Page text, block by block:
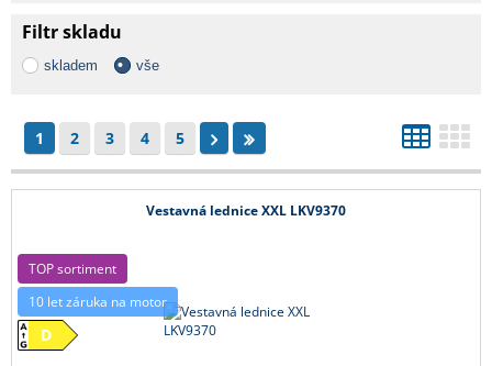
Filtr skladu
skladem vše
1 2 3 4 5
Vestavná lednice XXL LKV9370
TOP sortiment
10 let záruka na motor
D